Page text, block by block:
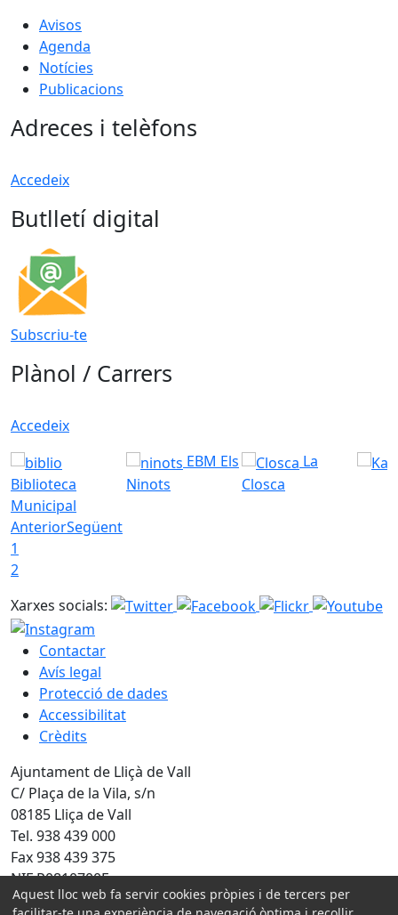
Avisos
Agenda
Notícies
Publicacions
Adreces i telèfons
Accedeix
Butlletí digital
Subscriu-te
Plànol / Carrers
Accedeix
Biblioteca
Municipal
EBM Els
Ninots
La
Closca
AnteriorSegüent
1
2
Xarxes socials:
Contactar
Avís legal
Protecció de dades
Accessibilitat
Crèdits
Ajuntament de Lliçà de Vall
C/ Plaça de la Vila, s/n
08185 Lliça de Vall
Tel. 938 439 000
Fax 938 439 375
NIF P0810700E
Aquest lloc web fa servir cookies pròpies i de tercers per